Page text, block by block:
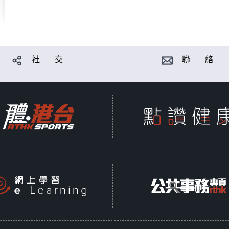
社 交 聯 絡